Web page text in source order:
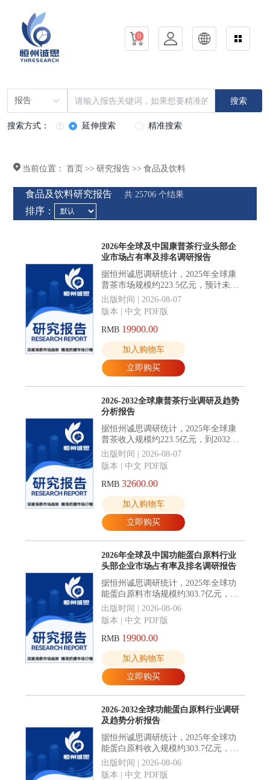
0
报告 搜索
搜索方式： 延伸搜索 精准搜索
当前位置： 首页 >> 研究报告 >> 食品及饮料
食品及饮料研究报告 共 25706 个结果
排序：
2026年全球及中国康普茶行业头部企
业市场占有率及排名调研报告
据恒州诚思调研统计，2025年全球康
普茶市场规模约223.5亿元，预计未来
将持续保持平稳增长的态势，到2032
年市场规模将接近560.0亿元，未来六
年CAGR为13.9%。
出版时间 | 2026-08-07
版本 | 中文 PDF版
RMB 19900.00
加入购物车
立即购买
2026-2032全球康普茶行业调研及趋势
分析报告
据恒州诚思调研统计，2025年全球康
普茶收入规模约223.5亿元，到2032年
收入规模将接近560.0亿元，2026-2032
年CAGR为13.9%。
出版时间 | 2026-08-07
版本 | 中文 PDF版
RMB32600.00
加入购物车
立即购买
2026年全球及中国功能蛋白原料行业
头部企业市场占有率及排名调研报告
据恒州诚思调研统计，2025年全球功
能蛋白原料市场规模约303.7亿元，预
计未来将持续保持平稳增长的态势，
到2032年市场规模将接近481.1亿元，
未来六年CAGR为6.8%。
出版时间 | 2026-08-06
版本 | 中文 PDF版
RMB 19900.00
加入购物车
立即购买
2026-2032全球功能蛋白原料行业调研
及趋势分析报告
据恒州诚思调研统计，2025年全球功
能蛋白原料收入规模约303.7亿元，到
2032年收入规模将接近481.1亿元，
2026-2032年CAGR为6.8%。
出版时间 | 2026-08-06
版本 | 中文 PDF版